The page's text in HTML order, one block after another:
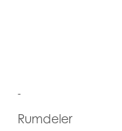
-
Rumdeler